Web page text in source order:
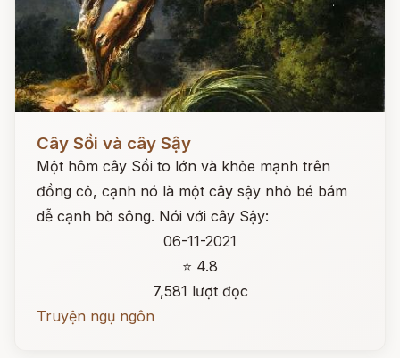
Cây Sồi và cây Sậy
Một hôm cây Sồi to lớn và khỏe mạnh trên
đồng cỏ, cạnh nó là một cây sậy nhỏ bé bám
dễ cạnh bờ sông. Nói với cây Sậy:
06-11-2021
⭐ 4.8
7,581 lượt đọc
Truyện ngụ ngôn